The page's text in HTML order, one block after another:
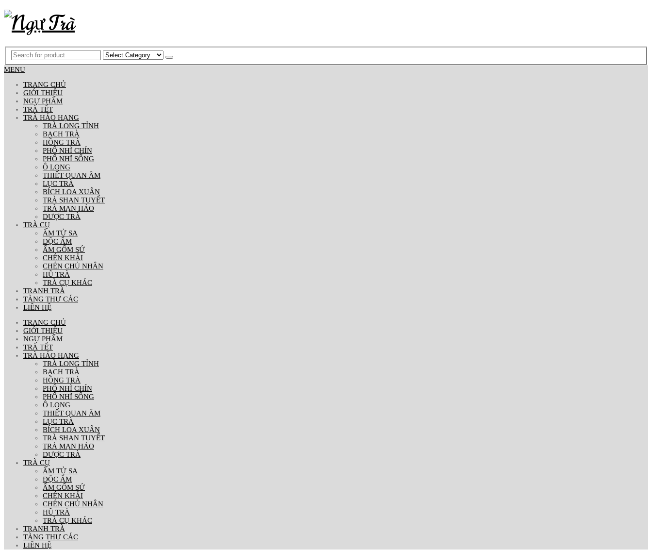
MENU
TRANG CHỦ
GIỚI THIỆU
NGỰ PHẨM
TRÀ TẾT
TRÀ HẢO HẠNG
TRÀ LONG TỈNH
BẠCH TRÀ
HỒNG TRÀ
PHỔ NHĨ CHÍN
PHỔ NHĨ SỐNG
Ô LONG
THIẾT QUAN ÂM
LỤC TRÀ
BÍCH LOA XUÂN
TRÀ SHAN TUYẾT
TRÀ MẠN HẢO
DƯỢC TRÀ
TRÀ CỤ
ẤM TỬ SA
ĐỘC ẨM
ẤM GỐM SỨ
CHÉN KHẢI
CHÉN CHỦ NHÂN
HŨ TRÀ
TRÀ CỤ KHÁC
TRANH TRÀ
TÀNG THƯ CÁC
LIÊN HỆ
TRANG CHỦ
GIỚI THIỆU
NGỰ PHẨM
TRÀ TẾT
TRÀ HẢO HẠNG
TRÀ LONG TỈNH
BẠCH TRÀ
HỒNG TRÀ
PHỔ NHĨ CHÍN
PHỔ NHĨ SỐNG
Ô LONG
THIẾT QUAN ÂM
LỤC TRÀ
BÍCH LOA XUÂN
TRÀ SHAN TUYẾT
TRÀ MẠN HẢO
DƯỢC TRÀ
TRÀ CỤ
ẤM TỬ SA
ĐỘC ẨM
ẤM GỐM SỨ
CHÉN KHẢI
CHÉN CHỦ NHÂN
HŨ TRÀ
TRÀ CỤ KHÁC
TRANH TRÀ
TÀNG THƯ CÁC
LIÊN HỆ